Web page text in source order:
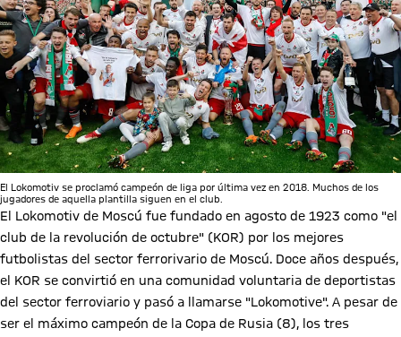
El Lokomotiv se proclamó campeón de liga por última vez en 2018. Muchos de los
jugadores de aquella plantilla siguen en el club.
El Lokomotiv de Moscú fue fundado en agosto de 1923 como "el
club de la revolución de octubre" (KOR) por los mejores
futbolistas del sector ferrorivario de Moscú. Doce años después,
el KOR se convirtió en una comunidad voluntaria de deportistas
del sector ferroviario y pasó a llamarse "Lokomotive". A pesar de
ser el máximo campeón de la Copa de Rusia (8), los tres